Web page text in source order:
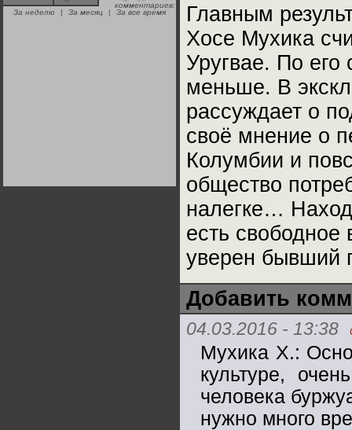
"Аркадий Коц" на
эгалите-фесте "Не
комментариев:
За неделю
| За месяц | За все время
Главным
Хосе Мухика
Уругвае. По
меньше. В
рассуждает о
своё мнение о
Колумбии и
общество
налегке…
есть свободное
уверен бывший
Добавить
04.03.2016 - 13:38
Мухика Х.:
культуре,
человека
нужно много